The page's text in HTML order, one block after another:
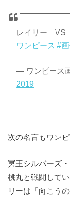
レイリー VS
ワンピース #
— ワンピース
2019
次の名言もワン
冥王シルバーズ
桃丸と戦闘して
リーは「向こう